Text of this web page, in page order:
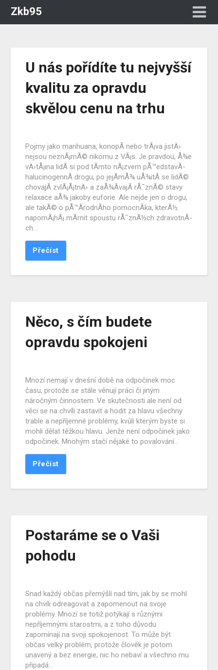
Zkb95
U nás pořídíte tu nejvyšší
kvalitu za opravdu
skvělou cenu na trhu
Pojmy jako marihuana, konopÃ­ nebo trÃ¡va jistÄ›
nejsou neznÃ¡mÃ© nikomu z VÃ¡s. Je pravdou, Å¾e
vÄ›tÅ¡ina lidÃ­ si pod tÃ­mto nÃ¡zvem pÅ™edstavÃ­
halucinogennÃ­ drogu, po jejÃ­mÅ¾ uÅ¾itÃ­ se lidÃ©
chovajÃ­ zvlÃ¡Å¡tnÄ› a zaÅ¾Ã­vajÃ­ rÅ¯znÃ© stavy
relaxace aÅ¾ jakoby euforie. Ale nejde jen o drogu,
ale takÃ© o pÅ™Ã­rodnÃ­ho pomocnÃ­ka, kterÃ½
napomÃ¡hÃ¡ mÃ­rnit spoustu rÅ¯znÃ½ch zdravotnÃ­
ch…
Přečíst
Něco, s čím budete
opravdu spokojeni
Mnozí nemají v dnešní době na odpočinek moc
času, protože se stále věnují práci či jiným
náročným činnostem. Ve skutečnosti ale není od
věci se na chvíli zastavit a hodit za hlavu všechny
trable a nepříjemné problémy, kvůli kterým byste si
mohli dělat těžkou hlavu. Jenže není odpočinek jako
odpočinek. Mnohým stačí nějaké to povalování…
Přečíst
Postaráme se o Vaši
pohodu
Snad každý občas přemýšlí nad tím, jak by se mohl
na chvíli odreagovat a zapomenout na svoje
problémy. Mnozí se totiž potýkají s různými
nepříjemnými starostmi, a z toho důvodu
zapomínají na svoji spokojenost. To může být
občas velký problém, protože člověk je potom
unavený a bez energie, nic ho nebaví a všechno mu
připadá…